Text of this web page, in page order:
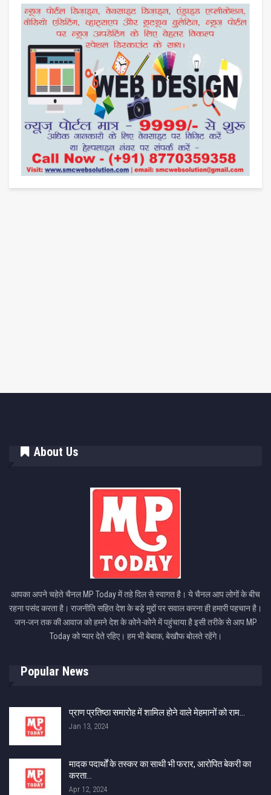
About Us
आपका अपने चहेते चैनल MP Today में तहे दिल से स्वागत है। ये चैनल आप लोगों के बीच
रहना पसंद करता है। राजनीति सहित देश के बड़े मुद्दों पर सवाल करना ही हमारी पहचान है।
जन-जन तक की आवाज को हमने देश के कोने-कोने में पहुंचाया है इसी तरीके से आप MP
Today को प्यार देते रहिए। हम भी बेबाक, बेखौफ बोलते रहेंगे।
Popular News
प्राण प्रतिष्ठा समारोह में शामिल होने वाले मेहमानों को राम…
Jan 13, 2024
मादक पदार्थों के तस्कर का साथी भी फरार, आरोपित बेकरी का
करता…
Apr 12, 2024